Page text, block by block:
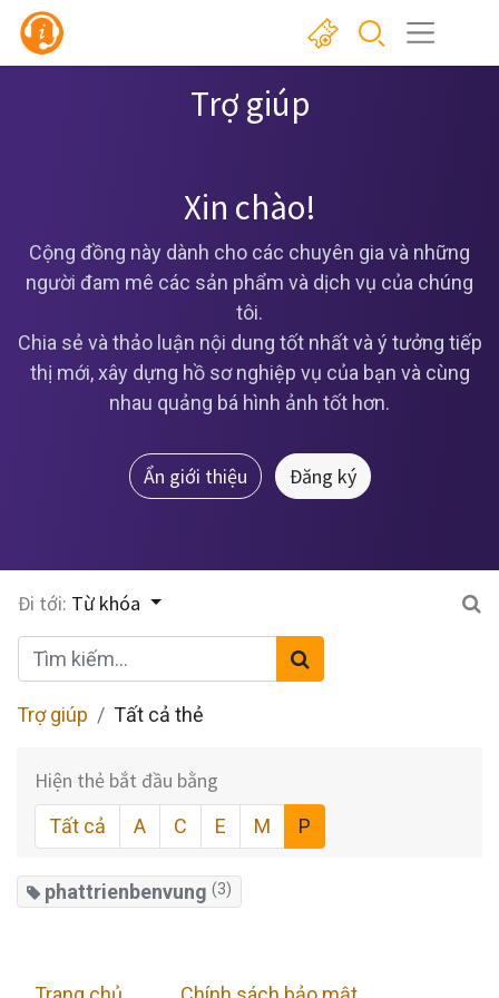
Trợ giúp
Xin chào!
Cộng đồng này dành cho các chuyên gia và những
người đam mê các sản phẩm và dịch vụ của chúng
tôi.
Chia sẻ và thảo luận nội dung tốt nhất và ý tưởng tiếp
thị mới, xây dựng hồ sơ nghiệp vụ của bạn và cùng
nhau quảng bá hình ảnh tốt hơn.
Ẩn giới thiệu Đăng ký
Đi tới: Từ khóa
Trợ giúp Tất cả thẻ
Hiện thẻ bắt đầu bằng
Tất cả A C E M P
phattrienbenvung (3)